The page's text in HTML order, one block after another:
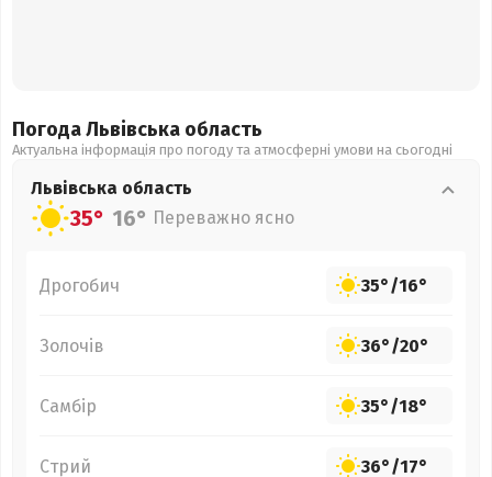
Погода Львівська область
Актуальна інформація про погоду та атмосферні умови на сьогодні
Львівська область
35° 16° Переважно ясно
Дрогобич 35°/16°
Золочів 36°/20°
Самбір 35°/18°
Стрий 36°/17°